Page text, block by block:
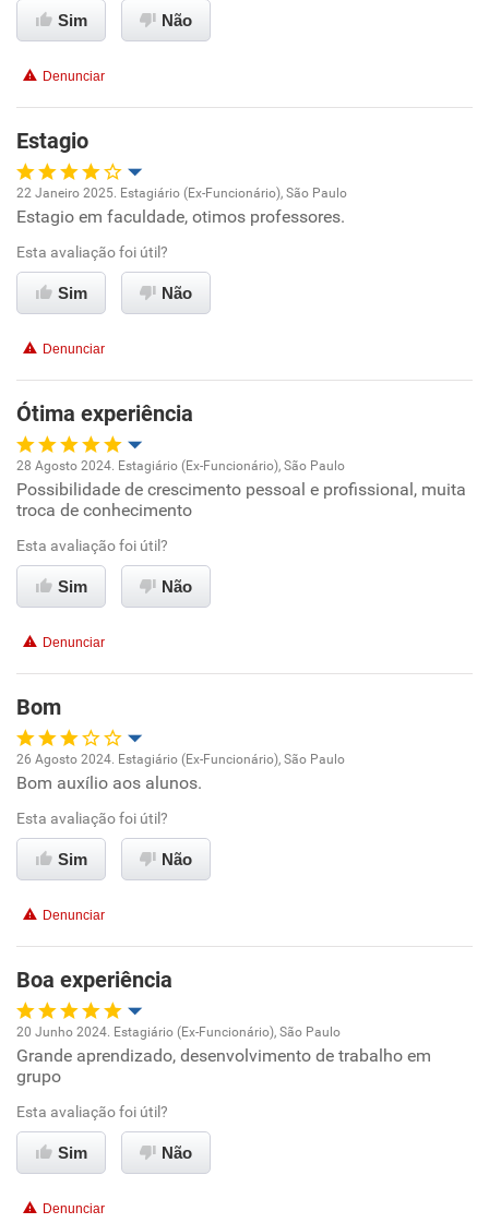
Conciliação com a vida familiar
Recomenda esta empresa
Recomenda a diretoria
Sim Não
Denunciar
Estagio
Oportunidade de promoção
Ambiente de trabalho
Benefícios
Recomenda esta empresa
22 Janeiro 2025. Estagiário (Ex-Funcionário), São Paulo
Estagio em faculdade, otimos professores.
Esta avaliação foi útil?
Sim Não
Denunciar
Ótima experiência
Oportunidade de promoção
Ambiente de trabalho
Conciliação com a vida familiar
Recomenda a diretoria
28 Agosto 2024. Estagiário (Ex-Funcionário), São Paulo
Possibilidade de crescimento pessoal e profissional, muita
troca de conhecimento
Esta avaliação foi útil?
Sim Não
Denunciar
Bom
Oportunidade de promoção
Ambiente de trabalho
Benefícios
Não recomenda esta empresa
26 Agosto 2024. Estagiário (Ex-Funcionário), São Paulo
Bom auxílio aos alunos.
Esta avaliação foi útil?
Sim Não
Denunciar
Boa experiência
Oportunidade de promoção
Ambiente de trabalho
Conciliação com a vida familiar
20 Junho 2024. Estagiário (Ex-Funcionário), São Paulo
Grande aprendizado, desenvolvimento de trabalho em
grupo
Esta avaliação foi útil?
Sim Não
Denunciar